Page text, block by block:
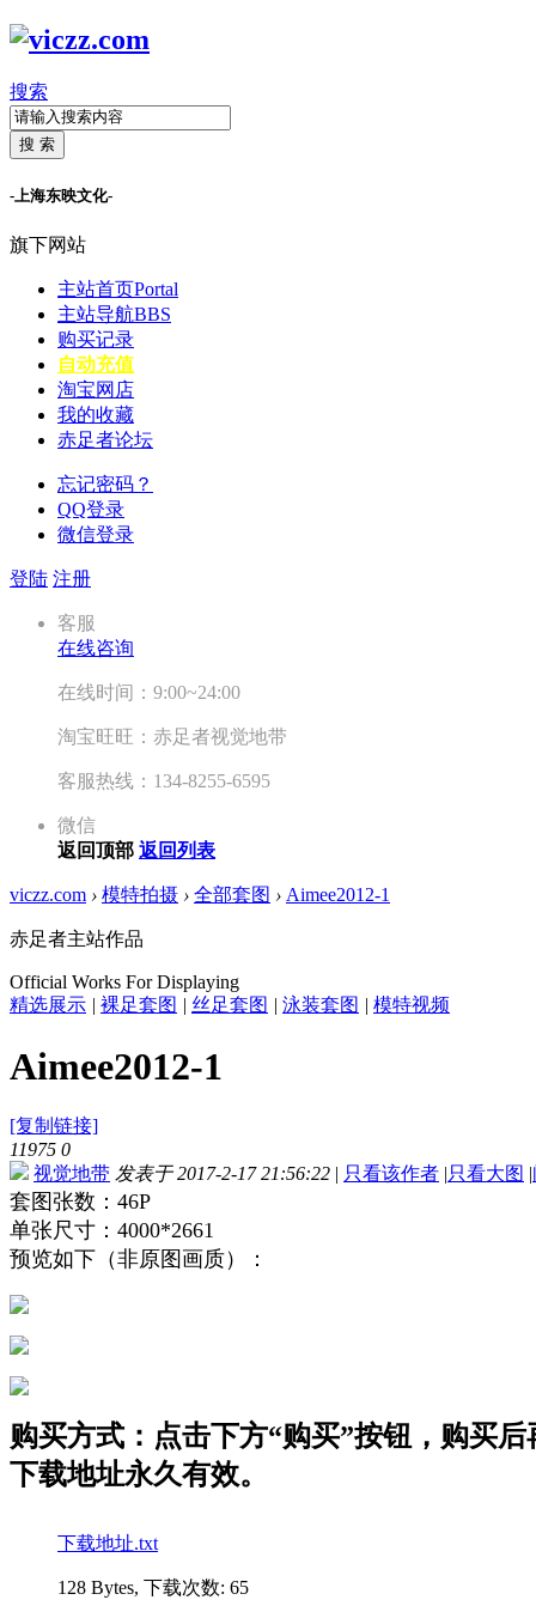
搜索
搜 索
-上海东映文化-
旗下网站
主站首页Portal
主站导航BBS
购买记录
自动充值
淘宝网店
我的收藏
赤足者论坛
忘记密码？
QQ登录
微信登录
登陆 注册
客服
在线咨询
在线时间：9:00~24:00
淘宝旺旺：赤足者视觉地带
客服热线：134-8255-6595
微信
返回顶部 返回列表
viczz.com › 模特拍摄 › 全部套图 › Aimee2012-1
赤足者主站作品
Official Works For Displaying
精选展示 | 裸足套图 | 丝足套图 | 泳装套图 | 模特视频
Aimee2012-1
[复制链接]
11975 0
视觉地带 发表于 2017-2-17 21:56:22 | 只看该作者 |只看大图 |
套图张数：46P
单张尺寸：4000*2661
预览如下（非原图画质）：
购买方式：点击下方“购买”按钮，购买
下载地址永久有效。
下载地址.txt
128 Bytes, 下载次数: 65